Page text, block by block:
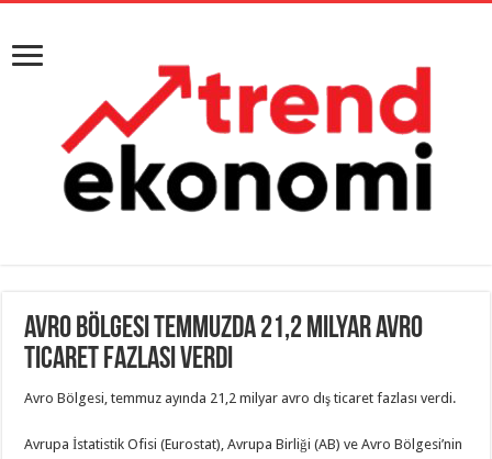
Avro Bölgesi temmuzda 21,2 milyar avro
ticaret fazlası verdi
Avro Bölgesi, temmuz ayında 21,2 milyar avro dış ticaret fazlası verdi.
Avrupa İstatistik Ofisi (Eurostat), Avrupa Birliği (AB) ve Avro Bölgesi’nin